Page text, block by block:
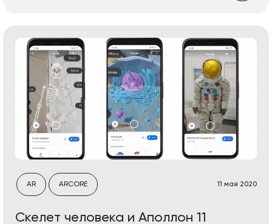
AR ARCORE 11 мая 2020
Скелет человека и Аполлон 11